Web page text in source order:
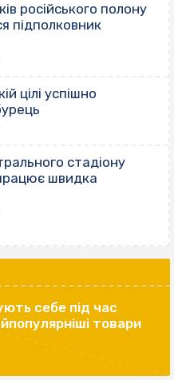
російського полону
підполковник
цілі успішно
стадіону
швидка
себе під час
товари